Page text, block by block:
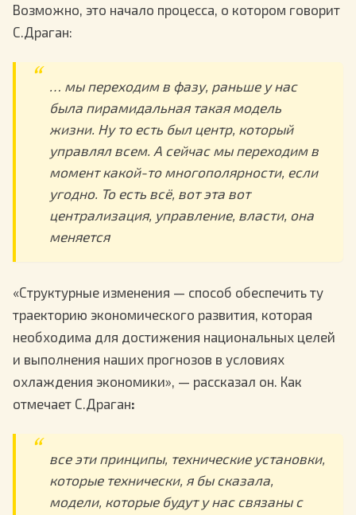
Возможно, это начало процесса, о котором говорит
С.Драган:
… мы переходим в фазу, раньше у нас
была пирамидальная такая модель
жизни. Ну то есть был центр, который
управлял всем. А сейчас мы переходим в
момент какой-то многополярности, если
угодно. То есть всё, вот эта вот
централизация, управление, власти, она
меняется
«Структурные изменения — способ обеспечить ту
траекторию экономического развития, которая
необходима для достижения национальных целей
и выполнения наших прогнозов в условиях
охлаждения экономики», — рассказал он. Как
отмечает С.Драган:
все эти принципы, технические установки,
которые технически, я бы сказала,
модели, которые будут у нас связаны с